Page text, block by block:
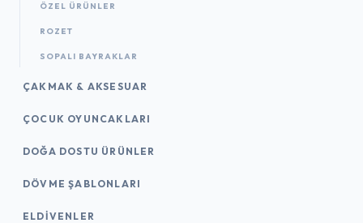
ÖZEL ÜRÜNLER
ROZET
SOPALI BAYRAKLAR
ÇAKMAK & AKSESUAR
ÇOCUK OYUNCAKLARI
DOĞA DOSTU ÜRÜNLER
DÖVME ŞABLONLARI
ELDIVENLER